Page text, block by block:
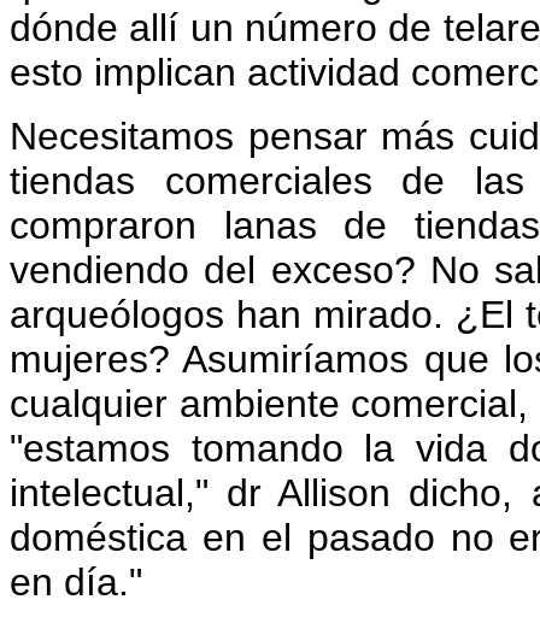
dónde allí un número de
esto implican actividad
Necesitamos pensar más
tiendas comerciales de
compraron lanas de
vendiendo del exceso? No
arqueólogos han mirado. ¿El
mujeres? Asumiríamos que
cualquier ambiente
"estamos tomando la vida
intelectual," dr Allison
doméstica en el pasado no
en día."